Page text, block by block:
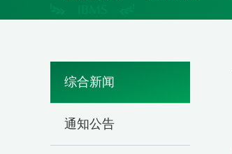
综合新闻
通知公告